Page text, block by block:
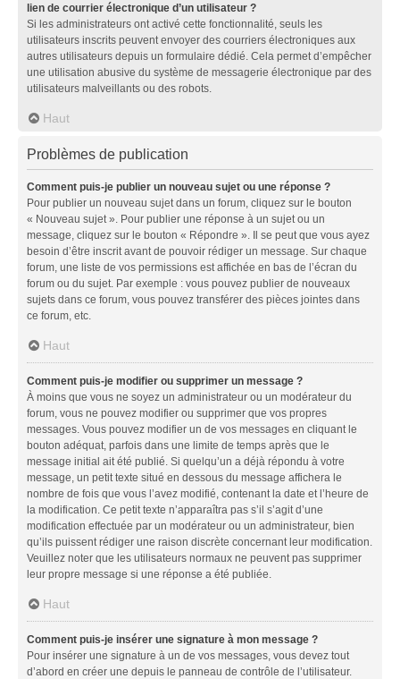
lien de courrier électronique d’un utilisateur ?
Si les administrateurs ont activé cette fonctionnalité, seuls les
utilisateurs inscrits peuvent envoyer des courriers électroniques aux
autres utilisateurs depuis un formulaire dédié. Cela permet d’empêcher
une utilisation abusive du système de messagerie électronique par des
utilisateurs malveillants ou des robots.
Haut
Problèmes de publication
Comment puis-je publier un nouveau sujet ou une réponse ?
Pour publier un nouveau sujet dans un forum, cliquez sur le bouton
« Nouveau sujet ». Pour publier une réponse à un sujet ou un
message, cliquez sur le bouton « Répondre ». Il se peut que vous ayez
besoin d’être inscrit avant de pouvoir rédiger un message. Sur chaque
forum, une liste de vos permissions est affichée en bas de l’écran du
forum ou du sujet. Par exemple : vous pouvez publier de nouveaux
sujets dans ce forum, vous pouvez transférer des pièces jointes dans
ce forum, etc.
Haut
Comment puis-je modifier ou supprimer un message ?
À moins que vous ne soyez un administrateur ou un modérateur du
forum, vous ne pouvez modifier ou supprimer que vos propres
messages. Vous pouvez modifier un de vos messages en cliquant le
bouton adéquat, parfois dans une limite de temps après que le
message initial ait été publié. Si quelqu’un a déjà répondu à votre
message, un petit texte situé en dessous du message affichera le
nombre de fois que vous l’avez modifié, contenant la date et l’heure de
la modification. Ce petit texte n’apparaîtra pas s’il s’agit d’une
modification effectuée par un modérateur ou un administrateur, bien
qu’ils puissent rédiger une raison discrète concernant leur modification.
Veuillez noter que les utilisateurs normaux ne peuvent pas supprimer
leur propre message si une réponse a été publiée.
Haut
Comment puis-je insérer une signature à mon message ?
Pour insérer une signature à un de vos messages, vous devez tout
d’abord en créer une depuis le panneau de contrôle de l’utilisateur.